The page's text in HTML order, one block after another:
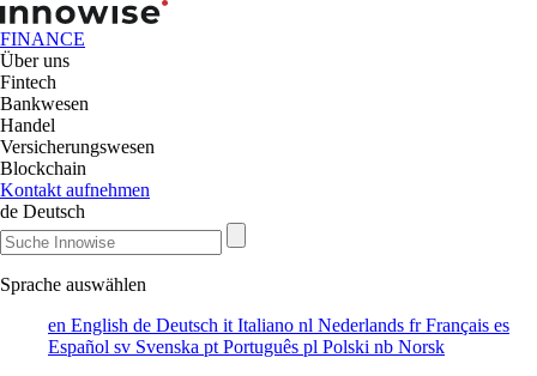
FINANCE
Über uns
Fintech
Bankwesen
Handel
Versicherungswesen
Blockchain
Kontakt aufnehmen
de Deutsch
Sprache auswählen
en English de Deutsch it Italiano nl Nederlands frFrançais es
Español sv Svenska pt Português pl Polski nb Norsk